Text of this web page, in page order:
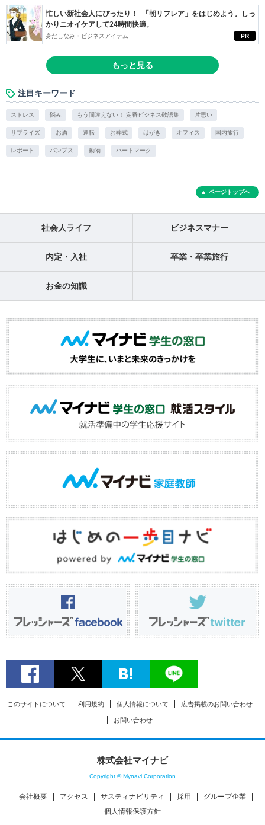
PR
忙しい新社会人にぴったり！ 「朝リフレア」をはじめよう。しっ
かりニオイケアして24時間快適。
身だしなみ・ビジネスアイテム
もっと見る
注目キーワード
ストレス 悩み もう間違えない！ 定番ビジネス敬語集 片思い
サプライズ お酒 運転 お葬式 はがき オフィス 国内旅行
レポート パンプス 動物 ハートマーク
ページトップへ
社会人ライフ ビジネスマナー
内定・入社 卒業・卒業旅行
お金の知識
このサイトについて 利用規約 個人情報について 広告掲載のお問い合わせ
お問い合わせ
株式会社マイナビ
Copyright © Mynavi Corporation
会社概要 アクセス サスティナビリティ 採用
グループ企業
個人情報保護方針